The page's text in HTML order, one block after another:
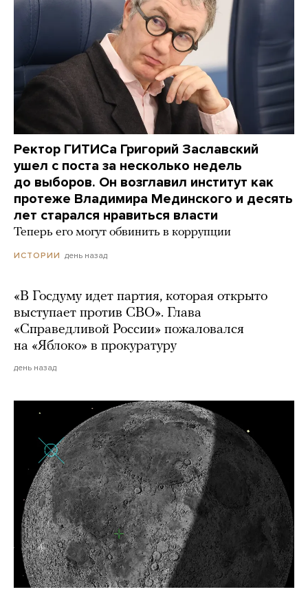
Ректор ГИТИСа Григорий Заславский
ушел с поста за несколько недель
до выборов. Он возглавил институт как
протеже Владимира Мединского и десять
лет старался нравиться власти
Теперь его могут обвинить в коррупции
ИСТОРИИ день назад
«В Госдуму идет партия, которая открыто
выступает против СВО». Глава
«Справедливой России» пожаловался
на «Яблоко» в прокуратуру
день назад